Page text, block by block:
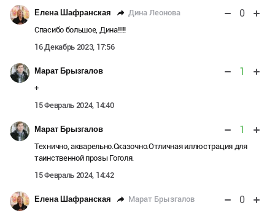
Елена Шафранская Дина Леонова 0
Спасибо большое, Дина!!!!!
16 Декабрь 2023, 17:56
Марат Брызгалов 1
+
15 Февраль 2024, 14:40
Марат Брызгалов 1
Технично, акварельно.Сказочно.Отличная иллюстрация для
таинственной прозы Гоголя.
15 Февраль 2024, 14:42
Елена Шафранская Марат Брызгалов 0